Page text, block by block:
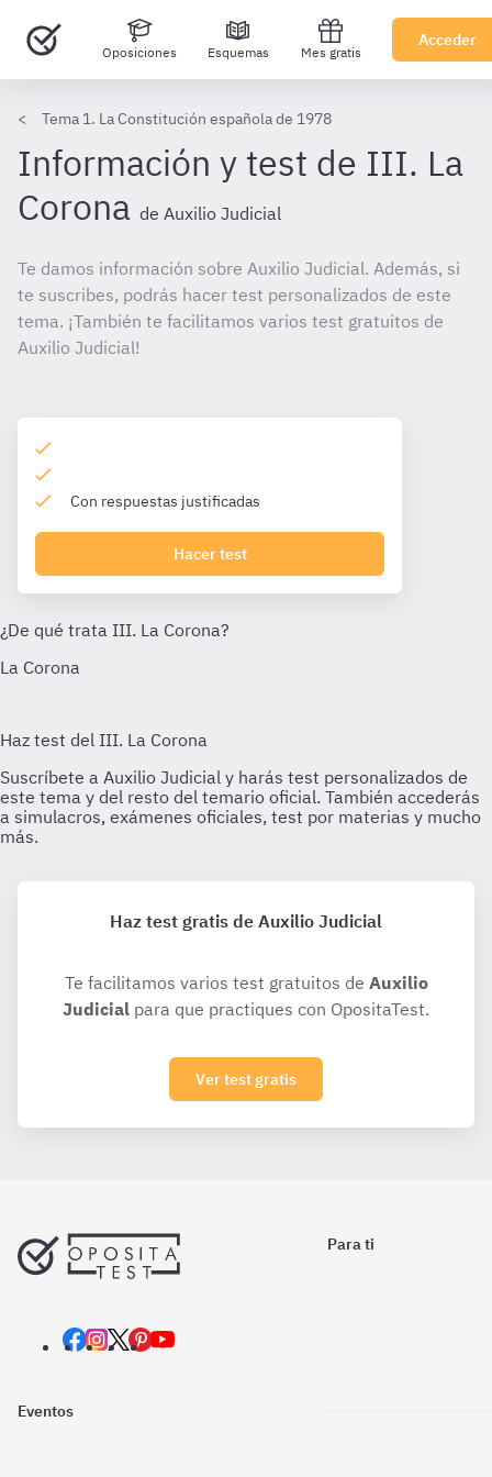
Oposiciones Esquemas Mes gratis
Acceder
Tema 1. La Constitución española de 1978
Información y test de III. La
Corona de Auxilio Judicial
Te damos información sobre Auxilio Judicial. Además, si
te suscribes, podrás hacer test personalizados de este
tema. ¡También te facilitamos varios test gratuitos de
Auxilio Judicial!
Con respuestas justificadas
Hacer test
Haz test gratis de Auxilio Judicial
Te facilitamos varios test gratuitos de Auxilio
Judicial para que practiques con OpositaTest.
Ver test gratis
Para ti
Eventos